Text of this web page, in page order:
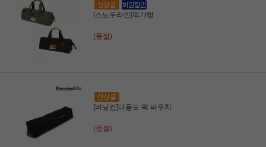
[스노우라인]펙가방
(품절)
[버닝칸]다용도 팩 파우치
(품절)